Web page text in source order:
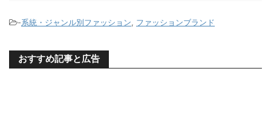
-系統・ジャンル別ファッション, ファッションブランド
おすすめ記事と広告